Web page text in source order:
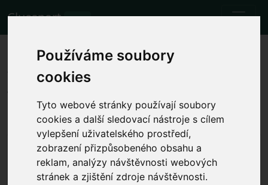
Používáme soubory
cookies
Tyto webové stránky používají soubory
cookies a další sledovací nástroje s cílem
vylepšení uživatelského prostředí,
zobrazení přizpůsobeného obsahu a
reklam, analýzy návštěvnosti webových
stránek a zjištění zdroje návštěvnosti.
Cluesport BETA
Nejlepší letenky a vstupenky na
fotbalový zápas Union Berlin
vs. FC Augsburg.
Zápasy 25.11.2023 Union Berlin - FC Augsburg
Zobrazit místní čas zápasu
so 25.11.2023 15:30
Stadion An der Alten Försterei, Berlín